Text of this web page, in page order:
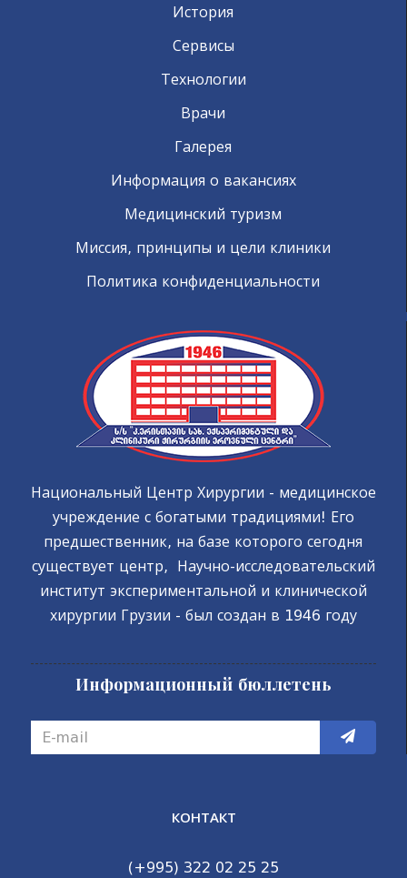
История
Сервисы
Технологии
Врачи
Галерея
Информация о вакансиях
Медицинский туризм
Миссия, принципы и цели клиники
Политика конфиденциальности
Национальный Центр Хирургии - медицинское
учреждение с богатыми традициями! Его
предшественник, на базе которого сегодня
существует центр, Научно-исследовательский
институт экспериментальной и клинической
хирургии Грузии - был создан в 1946 году
Информационный бюллетень
КОНТАКТ
(+995) 322 02 25 25